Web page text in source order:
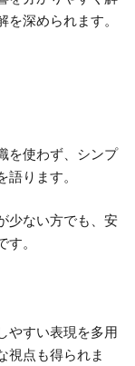
深められます。
を使わず、シンプ
ります。
少ない方でも、安
。
やすい表現を多用
視点も得られま